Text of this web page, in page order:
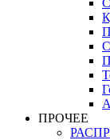
ПРОЧЕЕ